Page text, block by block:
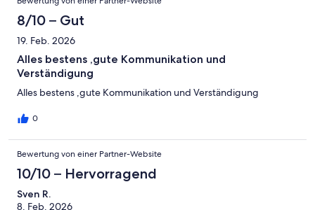
8/10 – Gut
19. Feb. 2026
Alles bestens ,gute Kommunikation und
Verständigung
Alles bestens ,gute Kommunikation und Verständigung
0
Bewertung von einer Partner-Website
10/10 – Hervorragend
Sven R.
8. Feb. 2026